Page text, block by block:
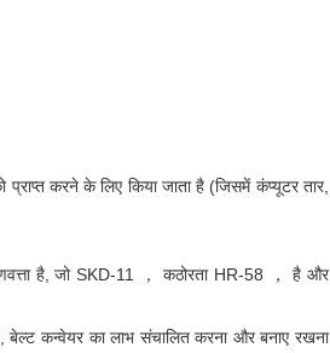
करने के लिए किया जाता है (जिसमें कंप्यूटर तार,
है, जो SKD-11 ， कठोरता HR-58 ， है और
कन्वेयर का लाभ संचालित करना और बनाए रखना